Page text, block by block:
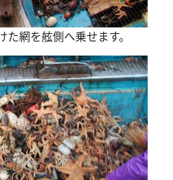
網を舷側へ乗せます。